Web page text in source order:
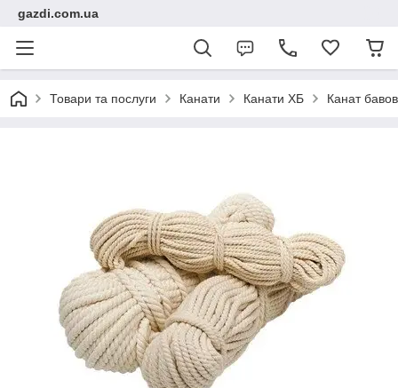
gazdi.com.ua
Товари та послуги Канати Канати ХБ Канат